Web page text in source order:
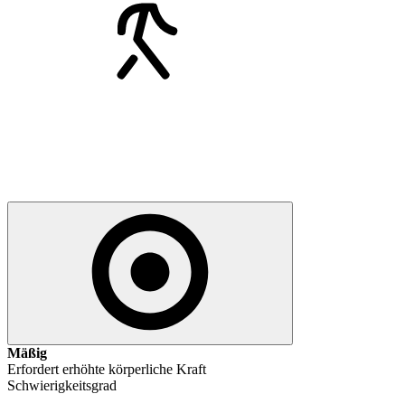
Mäßig
Erfordert erhöhte körperliche Kraft
Schwierigkeitsgrad